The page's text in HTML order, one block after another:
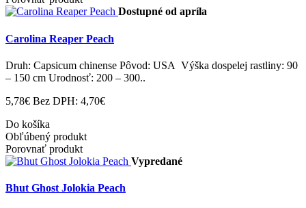
Dostupné od apríla
Carolina Reaper Peach
Druh: Capsicum chinense Pôvod: USA Výška dospelej rastliny: 90
– 150 cm Urodnosť: 200 – 300..
5,78€ Bez DPH: 4,70€
Do košíka
Obľúbený produkt
Porovnať produkt
Vypredané
Bhut Ghost Jolokia Peach